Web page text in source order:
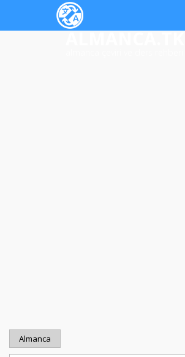
ALMANCA.TK
Almanca